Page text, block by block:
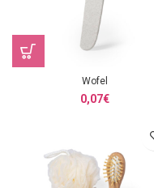
Wofel
0,07€